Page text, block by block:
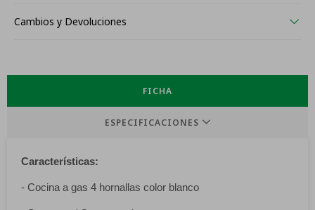
Cambios y Devoluciones
FICHA
ESPECIFICACIONES
Características:
- Cocina a gas 4 hornallas color blanco